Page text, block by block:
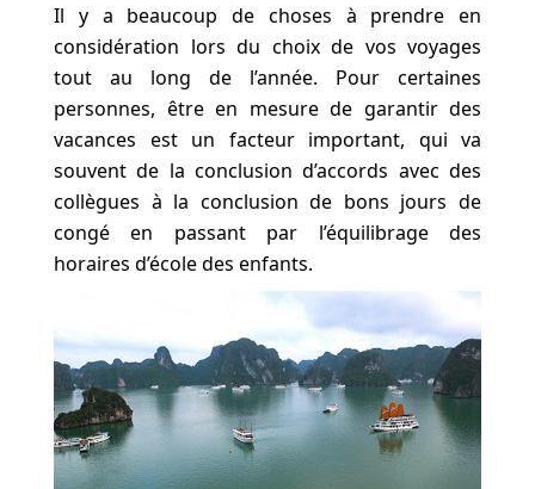
Il y a beaucoup de choses à prendre en
considération lors du choix de vos voyages
tout au long de l’année. Pour certaines
personnes, être en mesure de garantir des
vacances est un facteur important, qui va
souvent de la conclusion d’accords avec des
collègues à la conclusion de bons jours de
congé en passant par l’équilibrage des
horaires d’école des enfants.